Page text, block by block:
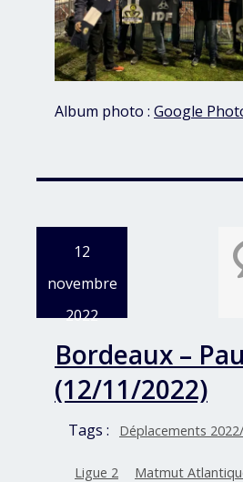
Album photo : Google
12
novembre
2022
Bordeaux – Pau
(12/11/2022)
Tags : Déplacements
Ligue 2 Matmut